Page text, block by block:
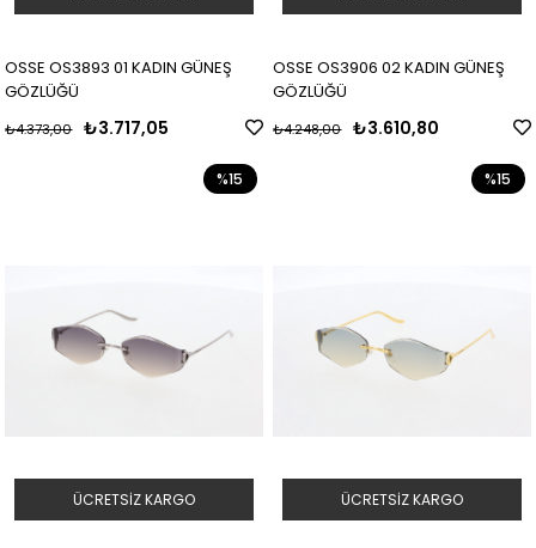
OSSE OS3893 01 KADIN GÜNEŞ
GÖZLÜĞÜ
₺3.717,05
₺4.373,00
OSSE OS3906 02 KADIN GÜNEŞ
GÖZLÜĞÜ
₺3.610,80
₺4.248,00
%15
ÜCRETSIZ KARGO
%15
ÜCRETSIZ KARGO